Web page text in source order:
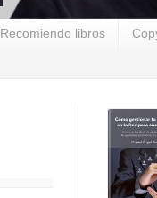
Recomiendo libros